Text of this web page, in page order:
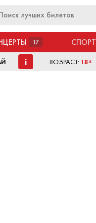
17 СПОРТ
i ВОЗРАСТ: 18+